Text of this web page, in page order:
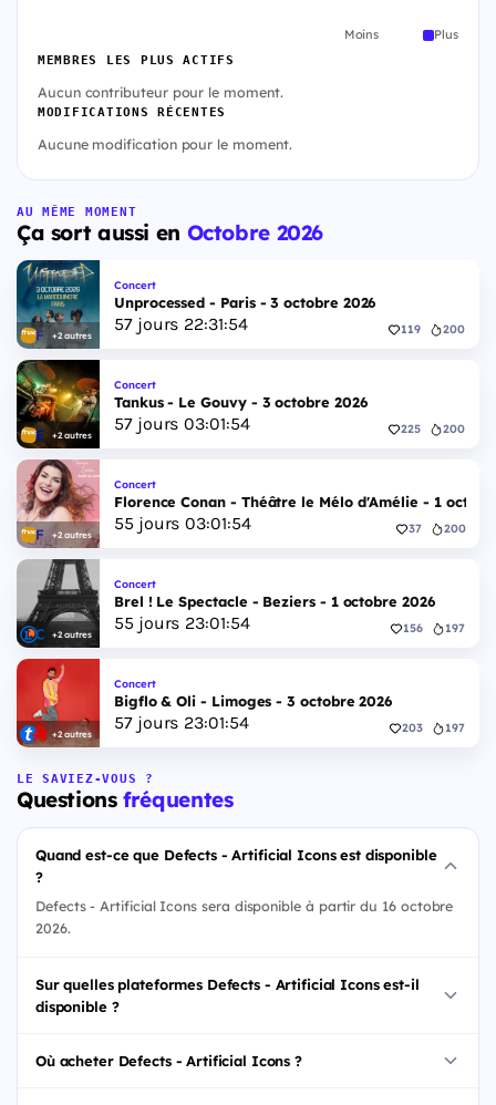
Moins Plus
MEMBRES LES PLUS ACTIFS
Aucun contributeur pour le moment.
MODIFICATIONS RÉCENTES
Aucune modification pour le moment.
AU MÊME MOMENT
Ça sort aussi en Octobre 2026
+2 autres
Concert
Unprocessed - Paris - 3 octobre 2026
57jours 22:31:53 119 200
+2 autres
Concert
Tankus - Le Gouvy - 3 octobre 2026
57jours 03:01:53 225 200
+2 autres
Concert
Florence Conan - Théâtre le Mélo d'Amélie - 1
55 jours 03:01:53 37 200
+2 autres
Concert
Brel ! Le Spectacle - Beziers - 1 octobre 2026
55 jours 23:01:53 156 197
+2 autres
Concert
Bigflo & Oli - Limoges - 3 octobre 2026
57jours 23:01:53 203 197
LE SAVIEZ-VOUS ?
Questionsfréquentes
Quand est-ce que Defects - Artificial Icons est disponible
?
Defects - Artificial Icons sera disponible à partir du 16 octobre
2026.
Sur quelles plateformes Defects - Artificial Icons est-il
disponible ?
Où acheter Defects - Artificial Icons ?